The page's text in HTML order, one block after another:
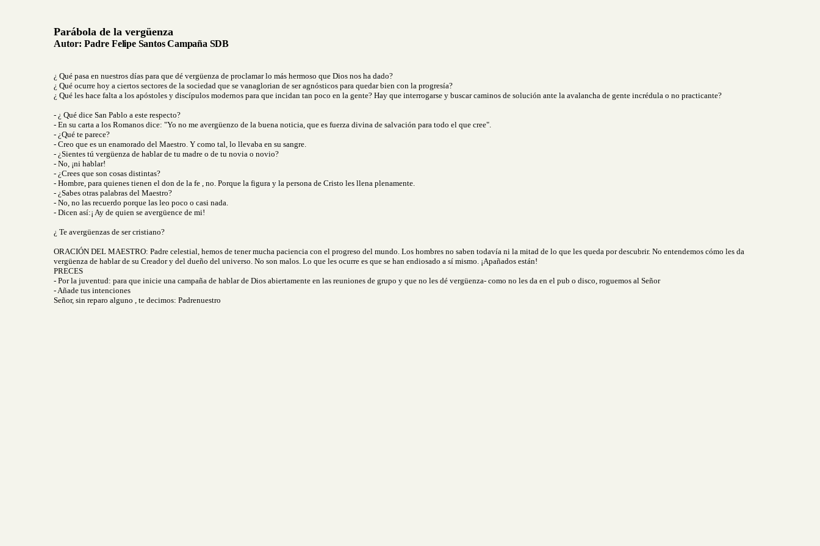
Parábola de la vergüenza
Autor: Padre Felipe Santos Campaña SDB
¿ Qué pasa en nuestros días para que dé vergüenza de proclamar lo más hermoso que Dios nos ha dado?
¿ Qué ocurre hoy a ciertos sectores de la sociedad que se vanaglorian de ser agnósticos para quedar bien con la progresía?
¿ Qué les hace falta a los apóstoles y discípulos modernos para que incidan tan poco en la gente? Hay que interrogarse y buscar caminos de solución ante la avalancha de gente incrédula o no practicante?
- ¿ Qué dice San Pablo a este respecto?
- En su carta a los Romanos dice: "Yo no me avergüenzo de la buena noticia, que es fuerza divina de salvación para todo el que cree".
- ¿Qué te parece?
- Creo que es un enamorado del Maestro. Y como tal, lo llevaba en su sangre.
- ¿Sientes tú vergüenza de hablar de tu madre o de tu novia o novio?
- No, ¡ni hablar!
- ¿Crees que son cosas distintas?
- Hombre, para quienes tienen el don de la fe , no. Porque la figura y la persona de Cristo les llena plenamente.
- ¿Sabes otras palabras del Maestro?
- No, no las recuerdo porque las leo poco o casi nada.
- Dicen así:¡ Ay de quien se avergüence de mi!
¿ Te avergüenzas de ser cristiano?
ORACIÓN DEL MAESTRO: Padre celestial, hemos de tener mucha paciencia con el progreso del mundo. Los hombres no saben todavía ni la mitad de lo que les queda por descubrir. No entendemos cómo les da
vergüenza de hablar de su Creador y del dueño del universo. No son malos. Lo que les ocurre es que se han endiosado a sí mismo. ¡Apañados están!
PRECES
- Por la juventud: para que inicie una campaña de hablar de Dios abiertamente en las reuniones de grupo y que no les dé vergüenza- como no les da en el pub o disco, roguemos al Señor
- Añade tus intenciones
Señor, sin reparo alguno , te decimos: Padrenuestro